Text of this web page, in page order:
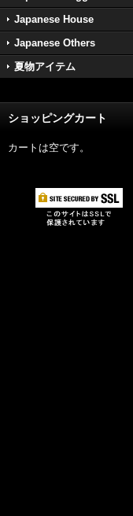
Japanese House
Japanese Others
夏物アイテム
ショッピングカート
カートは空です。